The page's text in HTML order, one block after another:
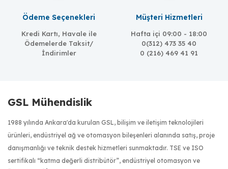
Ödeme Seçenekleri
Kredi Kartı, Havale ile
Ödemelerde Taksit/
İndirimler
Müşteri Hizmetleri
Hafta içi 09:00 - 18:00
0(312) 473 35 40
0 (216) 469 41 91
GSL Mühendislik
1988 yılında Ankara'da kurulan GSL, bilişim ve iletişim teknolojileri
ürünleri, endüstriyel ağ ve otomasyon bileşenleri alanında satış, proje
danışmanlığı ve teknik destek hizmetleri sunmaktadır. TSE ve ISO
sertifikalı “katma değerli distribütör”, endüstriyel otomasyon ve